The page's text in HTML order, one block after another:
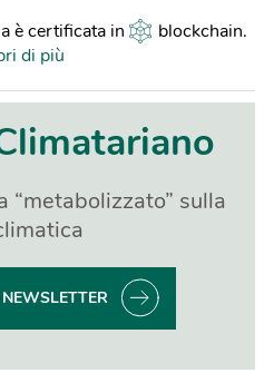
è certificata in blockchain.
di più
“metabolizzato” sulla